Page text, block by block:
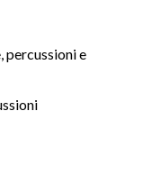
percussioni e